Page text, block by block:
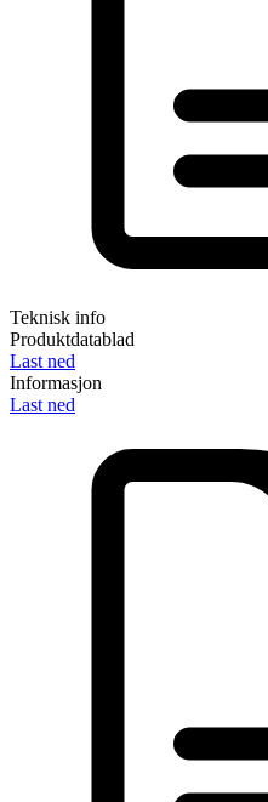
Teknisk info
Produktdatablad
Last ned
Informasjon
Last ned